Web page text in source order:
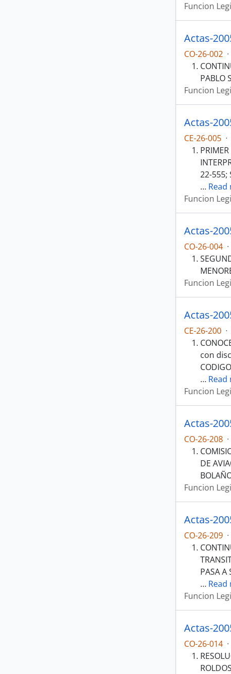
Funcion
Actas-
CO-26-002 ·
PABLO
Funcion
Actas-
CE-26-005 ·
22-555;
…
Funcion
Actas-
CO-26-004 ·
Funcion
Actas-
CE-26-200 ·
con
…
Funcion
Actas-
CO-26-208 ·
DE
Funcion
Actas-
CO-26-209 ·
PASA A
…
Funcion
Actas-
CO-26-014 ·